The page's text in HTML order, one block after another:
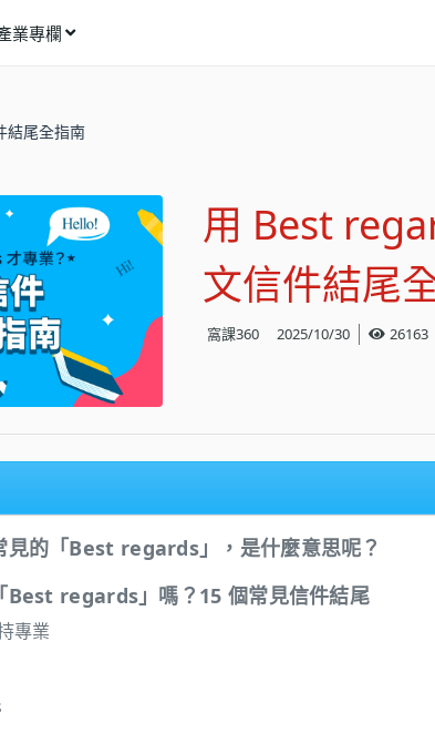
業專欄
影像動畫
商業行銷
資訊科技
設計應用
健康生活
理財投資
結尾全指南
用 Best
文信件結尾
窩課360 2025/10/30 26163
見的「Best regards」，是什麼意思呢？
Best regards」嗎？15 個常見信件結尾
專業